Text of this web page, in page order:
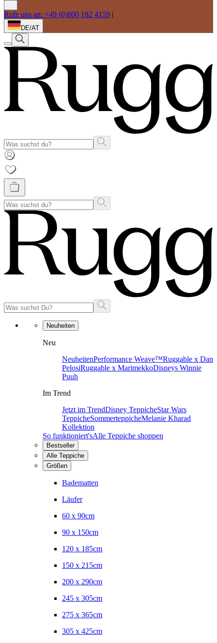
Rufe uns an: +49 (0)800 182 4159 |
DE/AT
Neuheiten
Neu
NeuheitenPerformance Weave™Ruggable x Dan
PelosiRuggable x MarimekkoDisneys Winnie
Puuh
Im Trend
Jetzt im TrendDisney TeppicheStar Wars
TeppicheSommerteppicheMelanie Kharad
Kollektion
So funktioniert'sAlle Teppiche shoppen
Bestseller
Alle Teppiche
Größen
Badematten
Läufer
60 x 90cm
90 x 150cm
120 x 185cm
150 x 215cm
200 x 290cm
245 x 305cm
275 x 365cm
305 x 425cm